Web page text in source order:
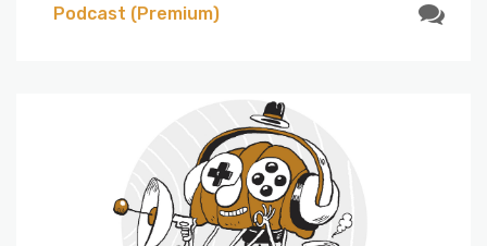
Podcast (Premium)